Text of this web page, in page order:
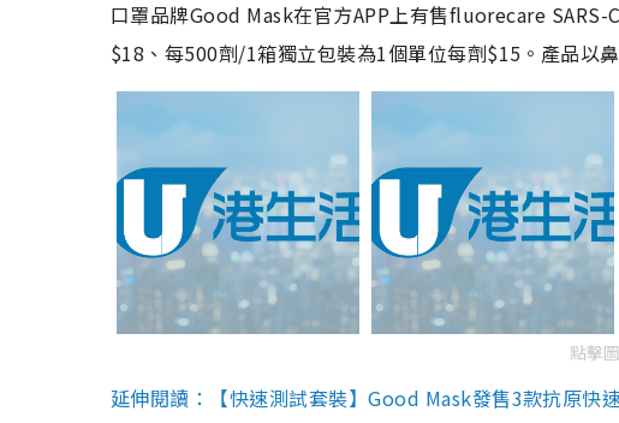
口罩品牌Good Mask在官方APP上有售fluorecare
$18、每500劑/1箱獨立包裝為1個單位每劑$15。產品以
點擊
延伸閱讀：【快速測試套裝】Good Mask發售3款抗原快